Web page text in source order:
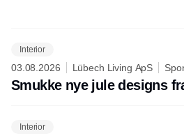
Interior
03.08.2026 Lübech Living ApS
Smukke nye jule designs
Interior